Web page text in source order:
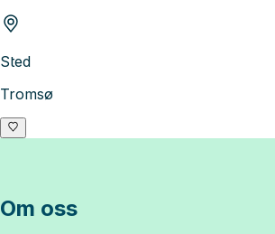
Sted
Tromsø
Om oss